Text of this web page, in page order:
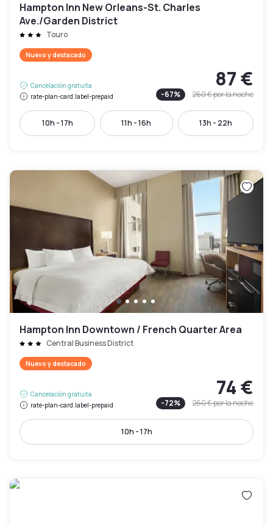
Hampton Inn New Orleans-St. Charles
Ave./Garden District
Touro
Nuevo y destacado
Cancelación gratuita
rate-plan-card.label-prepaid
87 €
-67% 260 €por la noche
10h - 17h 11h - 16h 13h - 22h
Hampton Inn Downtown / French Quarter Area
Central Business District
Nuevo y destacado
Cancelación gratuita
rate-plan-card.label-prepaid
74 €
-72% 260 €por la noche
10h - 17h